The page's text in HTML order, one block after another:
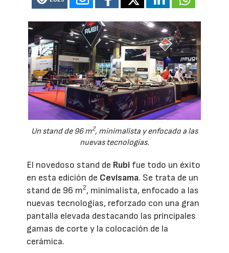
Un stand de 96 m2, minimalista y enfocado a las
nuevas tecnologías.
El novedoso stand de Rubi fue todo un éxito
en esta edición de Cevisama. Se trata de un
stand de 96 m2, minimalista, enfocado a las
nuevas tecnologías, reforzado con una gran
pantalla elevada destacando las principales
gamas de corte y la colocación de la
cerámica.